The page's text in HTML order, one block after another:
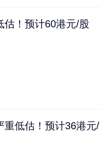
估！预计60港元/股
重低估！预计36港元/